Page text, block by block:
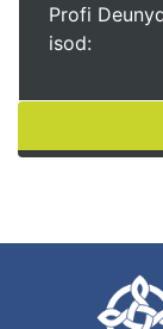
Profi
isod: